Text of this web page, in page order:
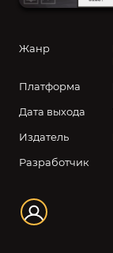
Жанр
Платформа
Дата выхода
Издатель
Разработчик